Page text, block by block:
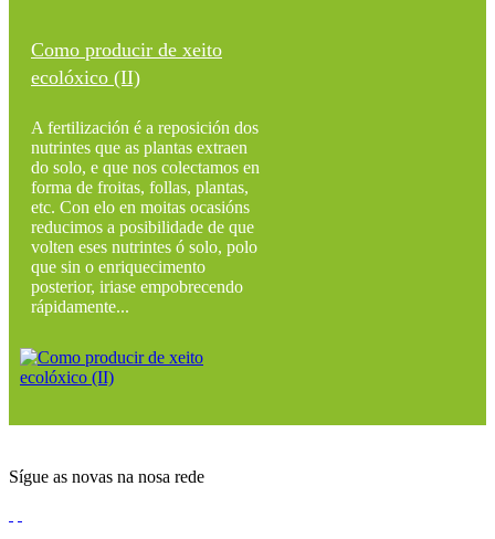
Como producir de xeito
ecolóxico (II)
A fertilización é a reposición dos
nutrintes que as plantas extraen
do solo, e que nos colectamos en
forma de froitas, follas, plantas,
etc. Con elo en moitas ocasións
reducimos a posibilidade de que
volten eses nutrintes ó solo, polo
que sin o enriquecimento
posterior, iriase empobrecendo
rápidamente...
Sígue as novas na nosa rede